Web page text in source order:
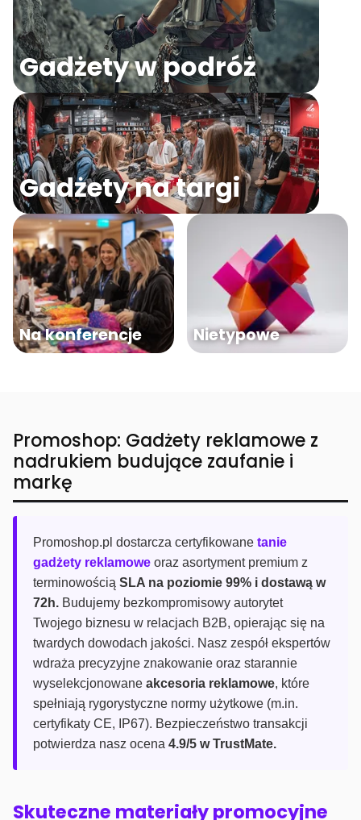
Gadżety w podróż
Gadżety na targi
Na konferencje Nietypowe
Promoshop: Gadżety reklamowe z
nadrukiem budujące zaufanie i
markę
Promoshop.pl dostarcza certyfikowane tanie
gadżety reklamowe oraz asortyment premium z
terminowością SLA na poziomie 99% i dostawą w
72h. Budujemy bezkompromisowy autorytet
Twojego biznesu w relacjach B2B, opierając się na
twardych dowodach jakości. Nasz zespół ekspertów
wdraża precyzyjne znakowanie oraz starannie
wyselekcjonowane akcesoria reklamowe, które
spełniają rygorystyczne normy użytkowe (m.in.
certyfikaty CE, IP67). Bezpieczeństwo transakcji
potwierdza nasz ocena 4.9/5 w TrustMate.
Skuteczne materiały promocyjne